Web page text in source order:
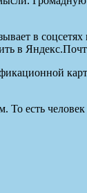
в
в
есть